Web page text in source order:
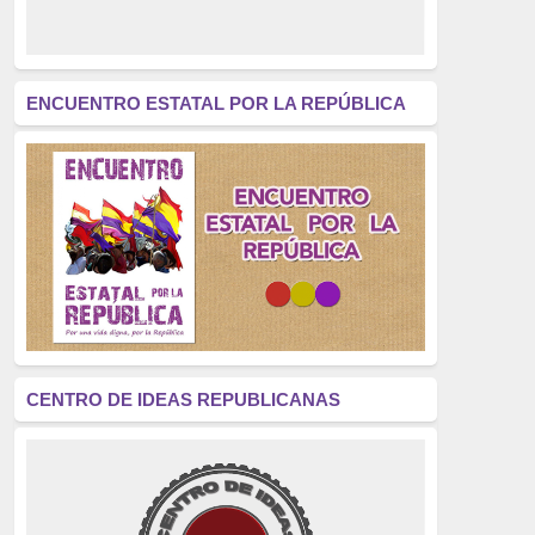
América Latina
(305)
Exhumación
(304)
Golpe de Estado
(304)
Brigadas Internacionales
(303)
pensamiento
(294)
Revisionismo
(289)
La Transición
(275)
educación pública
(270)
ENCUENTRO ESTATAL POR LA REPÚBLICA
CENTRO DE IDEAS REPUBLICANAS